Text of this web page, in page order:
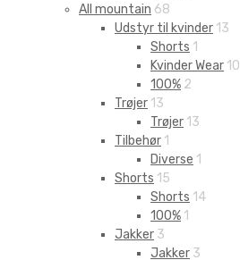
All mountain 68
Udstyr til kvinder 13
Shorts 1
Kvinder Wear 10
100% 2
Trøjer 13
Trøjer 13
Tilbehør 1
Diverse 1
Shorts 15
Shorts 14
100% 1
Jakker 3
Jakker 3